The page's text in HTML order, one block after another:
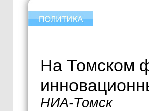
На Томском
НИА-Томск